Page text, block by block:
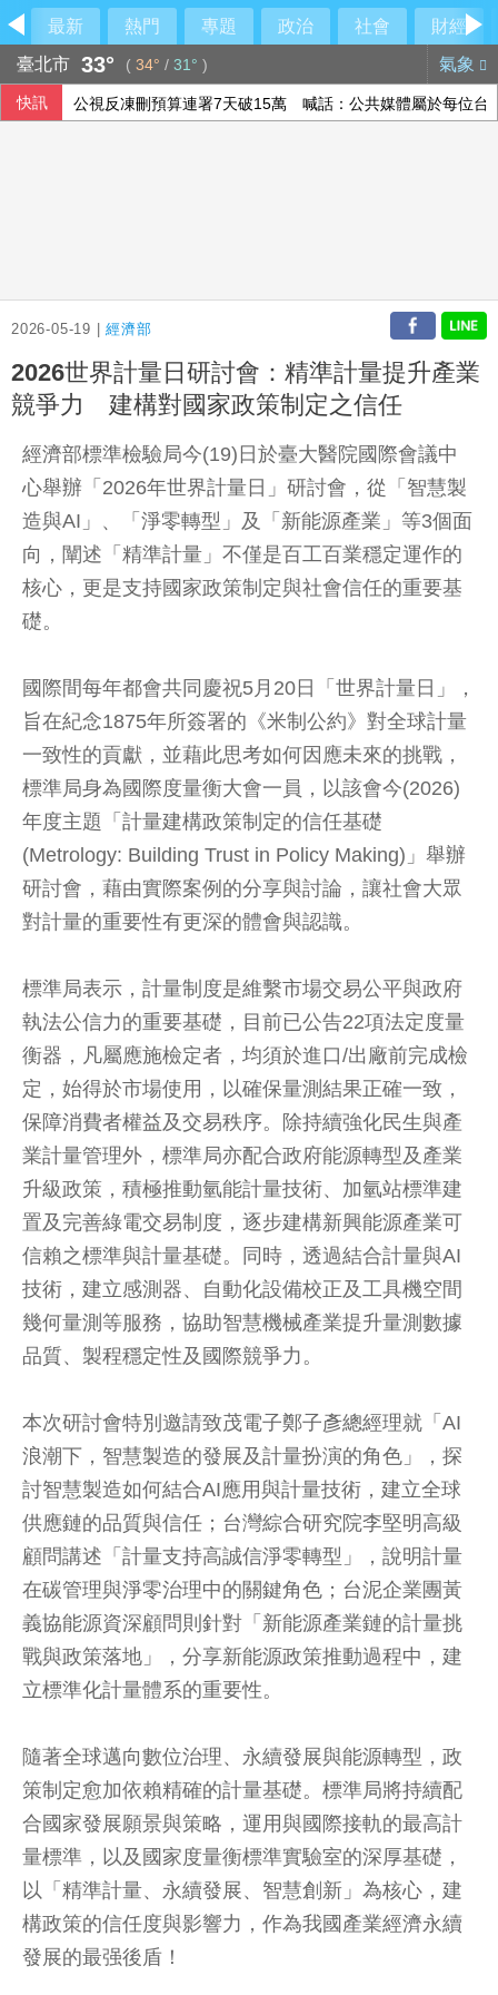
最新 熱門 專題 政治 社會
財經
臺北市 33° ( 34° / 31° ) 氣象
快訊 公視反凍刪預算連署7天破15萬 喊話：公共媒體屬於每位台
2026-05-19 |經濟部
2026世界計量日研討會：精準計量提升產業
競爭力 建構對國家政策制定之信任
經濟部標準檢驗局今(19)日於臺大醫院國際會議中
心舉辦「2026年世界計量日」研討會，從「智慧製
造與AI」、「淨零轉型」及「新能源產業」等3個面
向，闡述「精準計量」不僅是百工百業穩定運作的
核心，更是支持國家政策制定與社會信任的重要基
礎。
國際間每年都會共同慶祝5月20日「世界計量日」，
旨在紀念1875年所簽署的《米制公約》對全球計量
一致性的貢獻，並藉此思考如何因應未來的挑戰，
標準局身為國際度量衡大會一員，以該會今(2026)
年度主題「計量建構政策制定的信任基礎
(Metrology: Building Trust in Policy Making)」舉辦
研討會，藉由實際案例的分享與討論，讓社會大眾
對計量的重要性有更深的體會與認識。
標準局表示，計量制度是維繫市場交易公平與政府
執法公信力的重要基礎，目前已公告22項法定度量
衡器，凡屬應施檢定者，均須於進口/出廠前完成檢
定，始得於市場使用，以確保量測結果正確一致，
保障消費者權益及交易秩序。除持續強化民生與產
業計量管理外，標準局亦配合政府能源轉型及產業
升級政策，積極推動氫能計量技術、加氫站標準建
置及完善綠電交易制度，逐步建構新興能源產業可
信賴之標準與計量基礎。同時，透過結合計量與AI
技術，建立感測器、自動化設備校正及工具機空間
幾何量測等服務，協助智慧機械產業提升量測數據
品質、製程穩定性及國際競爭力。
本次研討會特別邀請致茂電子鄭子彥總經理就「AI
浪潮下，智慧製造的發展及計量扮演的角色」，探
討智慧製造如何結合AI應用與計量技術，建立全球
供應鏈的品質與信任；台灣綜合研究院李堅明高級
顧問講述「計量支持高誠信淨零轉型」，說明計量
在碳管理與淨零治理中的關鍵角色；台泥企業團黃
義協能源資深顧問則針對「新能源產業鏈的計量挑
戰與政策落地」，分享新能源政策推動過程中，建
立標準化計量體系的重要性。
隨著全球邁向數位治理、永續發展與能源轉型，政
策制定愈加依賴精確的計量基礎。標準局將持續配
合國家發展願景與策略，運用與國際接軌的最高計
量標準，以及國家度量衡標準實驗室的深厚基礎，
以「精準計量、永續發展、智慧創新」為核心，建
構政策的信任度與影響力，作為我國產業經濟永續
發展的最强後盾！